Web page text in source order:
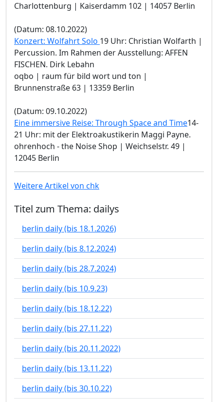
Charlottenburg | Kaiserdamm 102 | 14057 Berlin
(Datum: 08.10.2022)
Konzert: Wolfahrt Solo 19 Uhr: Christian Wolfarth |
Percussion. Im Rahmen der Ausstellung: AFFEN
FISCHEN. Dirk Lebahn
oqbo | raum für bild wort und ton |
Brunnenstraße 63 | 13359 Berlin
(Datum: 09.10.2022)
Eine immersive Reise: Through Space and Time14-
21 Uhr: mit der Elektroakustikerin Maggi Payne.
ohrenhoch - the Noise Shop | Weichselstr. 49 |
12045 Berlin
Weitere Artikel von chk
Titel zum Thema: dailys
berlin daily (bis 18.1.2026)
berlin daily (bis 8.12.2024)
berlin daily (bis 28.7.2024)
berlin daily (bis 10.9.23)
berlin daily (bis 18.12.22)
berlin daily (bis 27.11.22)
berlin daily (bis 20.11.2022)
berlin daily (bis 13.11.22)
berlin daily (bis 30.10.22)